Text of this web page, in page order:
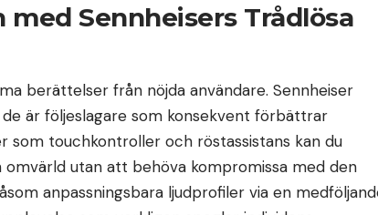
Sennheisers Trådlösa
berättelser från nöjda användare. Sennheiser
är följeslagare som konsekvent förbättrar
som touchkontroller och röstassistans kan du
utan att behöva kompromissa med den
anpassningsbara ljudprofiler via en